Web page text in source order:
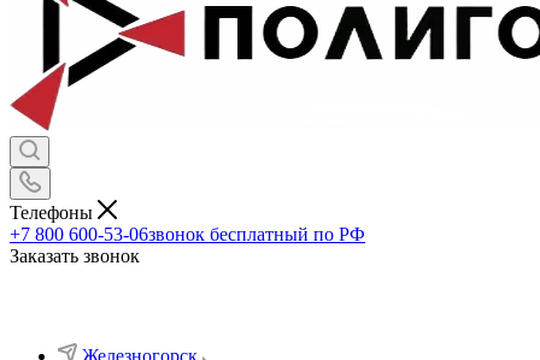
Телефоны
+7 800 600-53-06звонок бесплатный по РФ
Заказать звонок
Железногорск